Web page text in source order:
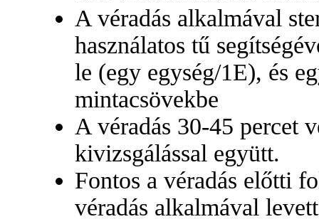
A véradás alkalmával
használatos tű
le (egy egység/1E), és
mintacsövekbe
A véradás 30-45 percet
kivizsgálással együtt.
Fontos a véradás előtti
véradás alkalmával